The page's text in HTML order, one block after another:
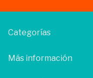
Categorías
Más información